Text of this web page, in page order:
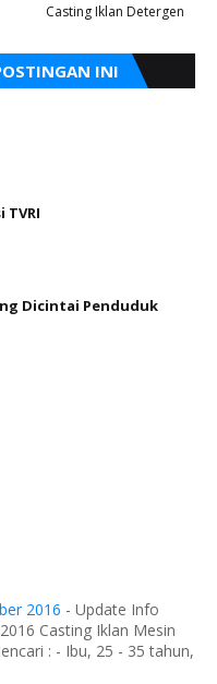
Casting Iklan Detergen
INI
TVRI
Dicintai Penduduk
2016 - Update Info
Casting Iklan Mesin
: - Ibu, 25 - 35 tahun,